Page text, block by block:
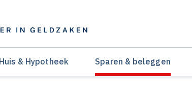
Huis & Hypotheek Sparen & beleggen